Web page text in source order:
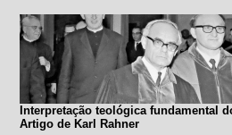
Interpretação teológica fundamental
Artigo de Karl Rahner